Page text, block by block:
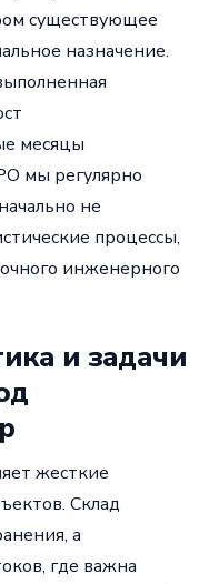
существующее
назначение.
месяцы
мы регулярно
не
процессы,
инженерного
и задачи
жесткие
Склад
а
где важна